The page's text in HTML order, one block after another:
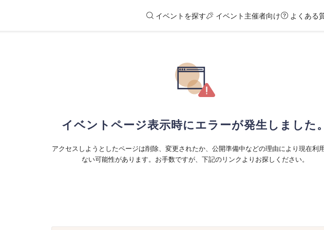
イベントを探す イベント主催者向け よくある
イベントページ表示時にエラーが発生しました。
アクセスしようとしたページは削除、変更されたか、公開準備中などの理由により現在利
ない可能性があります。お手数ですが、下記のリンクよりお探しください。